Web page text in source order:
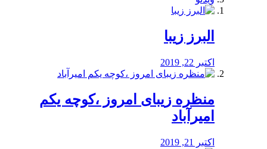
البرز زیبا
اکتبر 22, 2019
منظره‌‌ زیبای امروز ،کوچه یکم
امیرآباد
اکتبر 21, 2019